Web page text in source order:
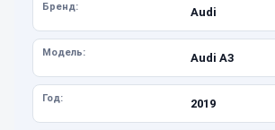
Бренд: Audi
Модель: Audi A3
Год: 2019